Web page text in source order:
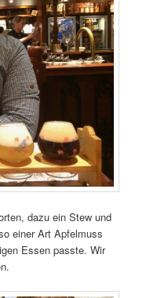
dazu ein Stew und
einer Art Apfelmuss
Essen passte. Wir